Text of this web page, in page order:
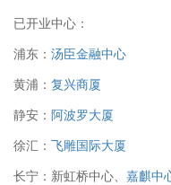
已开业中心：
浦东： 汤臣金融中心
黄浦： 复兴商厦
静安： 阿波罗大厦
徐汇： 飞雕国际大厦
长宁：新虹桥中心、 嘉麒中